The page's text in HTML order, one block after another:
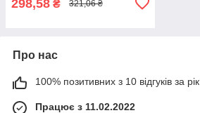
298,58 ₴ 321,06 ₴
Про нас
100% позитивних з 10 відгуків за рік
Працює з 11.02.2022